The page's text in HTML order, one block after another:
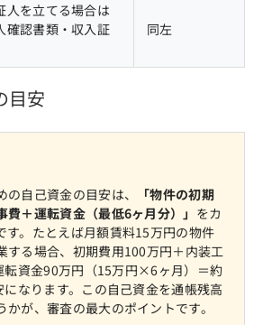
人を立てる場合は
確認書類・収入証
同左
目安
自己資金の目安は、
「物件の初期
費＋運転資金（最低6ヶ月分）」 をカ
す。たとえば月額賃料15万円の物件
する場合、初期費用100万円＋内装工
転資金90万円（15万円×6ヶ月）＝約
なります。この自己資金を通帳残高
かが、審査の最大のポイントです。